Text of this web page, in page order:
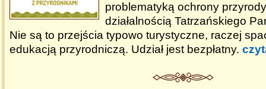
problematyką ochrony
działalnością Tatrzańskiego
Nie są to przejścia typowo turystyczne, raczej
edukacją przyrodniczą. Udział jest bezpłatny.